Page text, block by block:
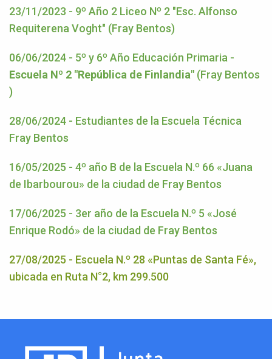
23/11/2023 - 9º Año 2 Liceo Nº 2 "Esc. Alfonso
Requiterena Voght" (Fray Bentos)
06/06/2024 - 5º y 6º Año Educación Primaria -
Escuela Nº 2 "República de Finlandia" (Fray Bentos
)
28/06/2024 - Estudiantes de la Escuela Técnica
Fray Bentos
16/05/2025 - 4º año B de la Escuela N.º 66 «Juana
de Ibarbourou» de la ciudad de Fray Bentos
17/06/2025 - 3er año de la Escuela N.º 5 «José
Enrique Rodó» de la ciudad de Fray Bentos
27/08/2025 - Escuela N.º 28 «Puntas de Santa Fé»,
ubicada en Ruta N°2, km 299.500